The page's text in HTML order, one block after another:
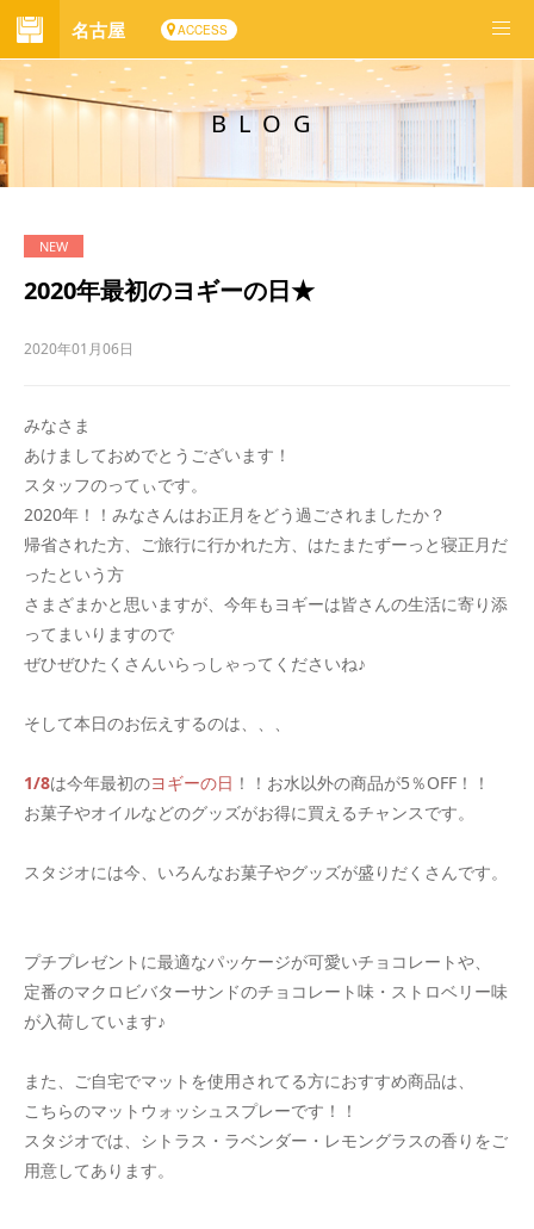
名古屋 ACCESS
BLOG
2020年最初のヨギーの日★
2020年01月06日
みなさま
あけましておめでとうございます！
スタッフのってぃです。
2020年！！みなさんはお正月をどう過ごされましたか？
帰省された方、ご旅行に行かれた方、はたまたずーっと寝正月だ
ったという方
さまざまかと思いますが、今年もヨギーは皆さんの生活に寄り添
ってまいりますので
ぜひぜひたくさんいらっしゃってくださいね♪
そして本日のお伝えするのは、、、
1/8は今年最初のヨギーの日 ！！お水以外の商品が5％OFF！！
お菓子やオイルなどのグッズがお得に買えるチャンスです。
スタジオには今、いろんなお菓子やグッズが盛りだくさんです。
プチプレゼントに最適なパッケージが可愛いチョコレートや、
定番のマクロビバターサンドのチョコレート味・ストロベリー味
が入荷しています♪
また、ご自宅でマットを使用されてる方におすすめ商品は、
こちらのマットウォッシュスプレーです！！
スタジオでは、シトラス・ラベンダー・レモングラスの香りをご
用意してあります。